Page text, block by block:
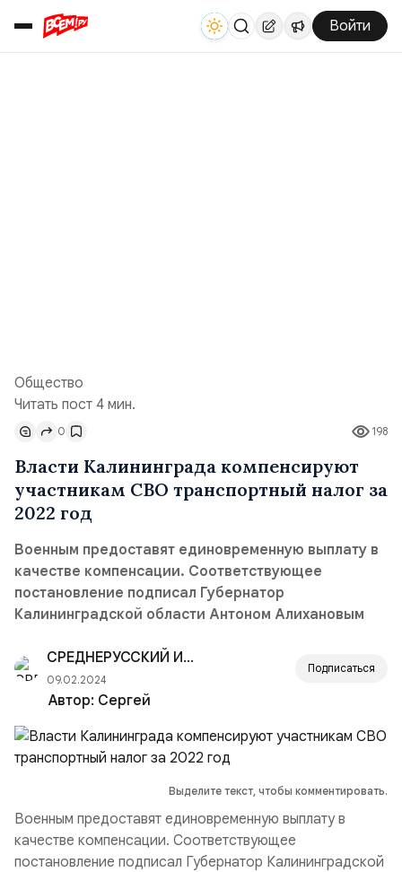
Войти
Общество
Читать пост 4 мин.
198
0
Власти Калининграда компенсируют
участникам СВО транспортный налог за
2022 год
Военным предоставят единовременную выплату в
качестве компенсации. Соответствующее
постановление подписал Губернатор
Калининградской области Антоном Алихановым
СРЕДНЕРУССКИЙ ИНСТИТУТ УПРАВЛЕНИЯ —
09.02.2024
Подписаться
Автор: Сергей
Выделите текст, чтобы комментировать.
Военным предоставят единовременную выплату в
качестве компенсации. Соответствующее
постановление подписал Губернатор Калининградской